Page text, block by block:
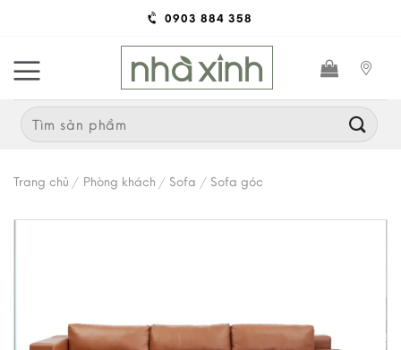
content
0903 884 358
Search
for:
Trang chủ / Phòng khách / Sofa / Sofa góc